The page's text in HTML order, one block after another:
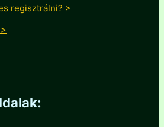
regisztrálni? >